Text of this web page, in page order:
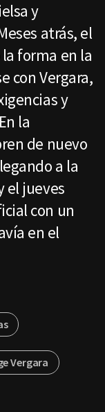
y
atrás, el
forma en la
con Vergara,
y
la
de nuevo
a la
el jueves
con un
en el
Vergara